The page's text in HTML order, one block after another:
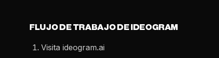
FLUJO DE TRABAJO DE IDEOGRAM
Visita ideogram.ai